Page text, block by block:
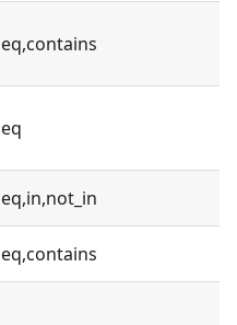
eq,contains
eq
eq,in,not_in
eq,contains